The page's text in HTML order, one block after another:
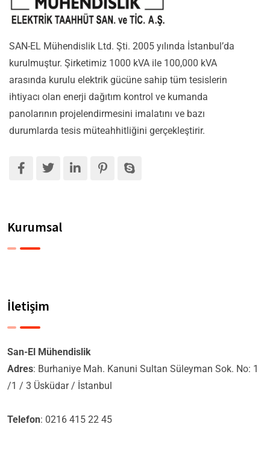
SAN-EL Mühendislik Ltd. Şti. 2005 yılında İstanbul’da
kurulmuştur. Şirketimiz 1000 kVA ile 100,000 kVA
arasında kurulu elektrik gücüne sahip tüm tesislerin
ihtiyacı olan enerji dağıtım kontrol ve kumanda
panolarının projelendirmesini imalatını ve bazı
durumlarda tesis müteahhitliğini gerçekleştirir.
Kurumsal
İletişim
San-El Mühendislik
Adres: Burhaniye Mah. Kanuni Sultan Süleyman Sok. No: 1
/1 / 3 Üsküdar / İstanbul
Telefon: 0216 415 22 45